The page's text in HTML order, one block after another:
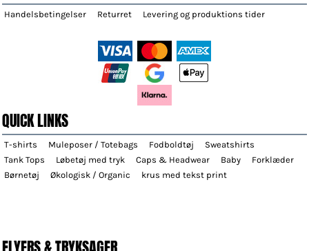
Handelsbetingelser Returret Levering og produktions tider
QUICK LINKS
T-shirts Muleposer / Totebags Fodboldtøj
Sweatshirts
Tank Tops
Løbetøj med tryk Caps & Headwear Baby
Forklæder
Børnetøj
Økologisk / Organic krus med tekst print